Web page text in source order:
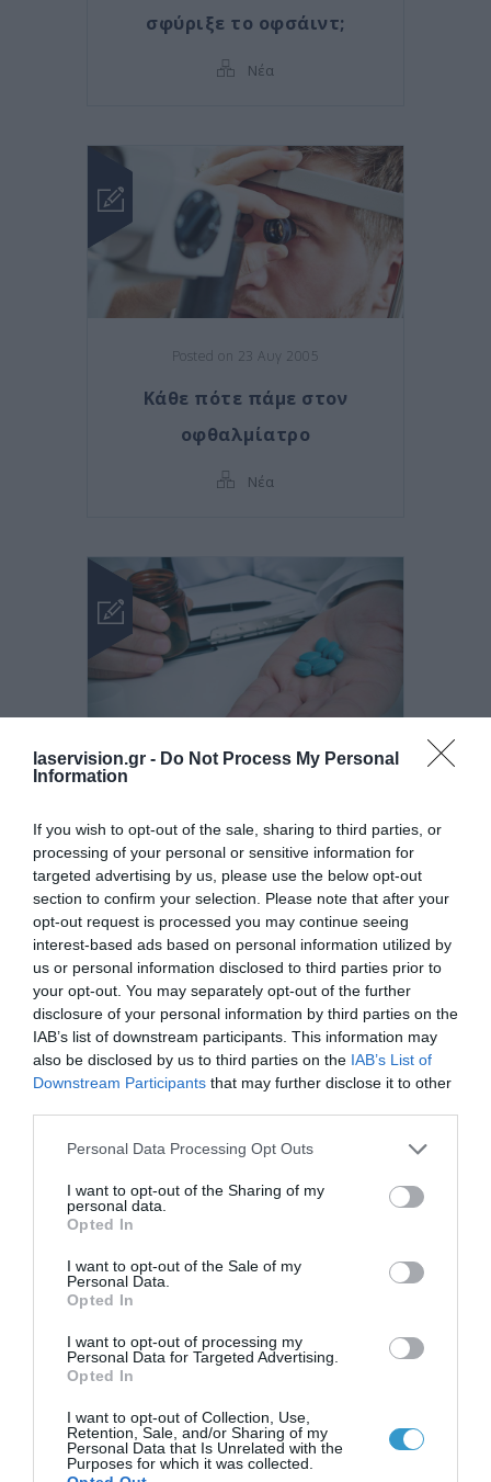
laservision.gr - Do Not Process My Personal
Information
If you wish to opt-out of the sale, sharing to third parties, or
processing of your personal or sensitive information for
targeted advertising by us, please use the below opt-out
section to confirm your selection. Please note that after your
opt-out request is processed you may continue seeing
interest-based ads based on personal information utilized by
us or personal information disclosed to third parties prior to
your opt-out. You may separately opt-out of the further
disclosure of your personal information by third parties on the
IAB’s list of downstream participants. This information may
also be disclosed by us to third parties on the IAB’s List of
Downstream Participants that may further disclose it to other
Please note that this website/app uses one or more Google
not limited to your visit or usage behaviour. You may click to
grant or deny consent to Google and its third-party tags to
use your data for below specified purposes in below Google
consent section.
Personal Data Processing Opt Outs
I want to opt-out of the Sharing of my
personal data.
Opted In
I want to opt-out of the Sale of my
Personal Data.
Opted In
I want to opt-out of processing my
Personal Data for Targeted Advertising.
Opted In
I want to opt-out of Collection, Use,
Retention, Sale, and/or Sharing of my
Personal Data that Is Unrelated with the
Purposes for which it was collected.
σφύριξε το οφσάιντ;
Νέα
Posted on 23 Αυγ 2005
Κάθε πότε πάμε στον
οφθαλμίατρο
Νέα
Posted on 26 Ιούλ 2005
μάτια
Νέα
Τι θα πρέπει να ξέρουμε για
τα μάτια μας το καλοκαίρι